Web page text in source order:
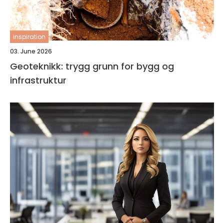
inspiration
03. June 2026
Geoteknikk: trygg grunn for bygg og
infrastruktur